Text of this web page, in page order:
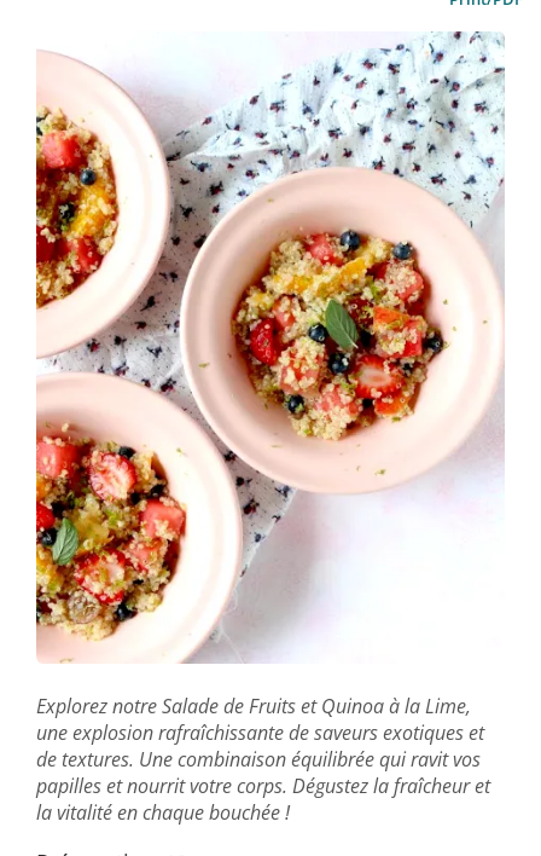
Explorez notre Salade de Fruits et Quinoa à la Lime,
une explosion rafraîchissante de saveurs exotiques et
de textures. Une combinaison équilibrée qui ravit vos
papilles et nourrit votre corps. Dégustez la fraîcheur et
la vitalité en chaque bouchée !